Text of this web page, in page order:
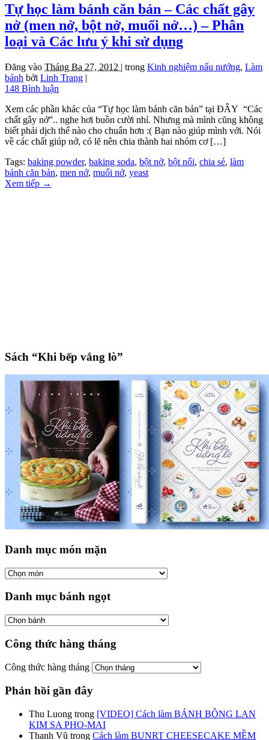
Tự học làm bánh căn bản – Các chất gây
nở (men nở, bột nở, muối nở…) – Phân
loại và Các lưu ý khi sử dụng
Đăng vào Tháng Ba 27, 2012 | trong Kinh nghiệm nấu nướng, Làm
bánh bởi Linh Trang |
148 Bình luận
Xem các phần khác của “Tự học làm bánh căn bản” tại ĐÂY “Các
chất gây nở”.. nghe hơi buồn cười nhỉ. Nhưng mà mình cũng không
biết phải dịch thế nào cho chuẩn hơn :( Bạn nào giúp mình với. Nói
về các chất giúp nở, có lẽ nên chia thành hai nhóm cơ […]
Tags: baking powder, baking soda, bột nở, bột nổi, chia sẻ, làm
bánh căn bản, men nở, muối nở, yeast
Xem tiếp →
Sách “Khi bếp vắng lò”
Danh mục món mặn
Danh mục bánh ngọt
Công thức hàng tháng
Công thức hàng tháng
Phản hồi gần đây
Thu Luong trong [VIDEO] Cách làm BÁNH BÔNG LAN
KIM SA PHO-MAI
Thanh Vũ trong Cách làm BUNRT CHEESECAKE MỀM